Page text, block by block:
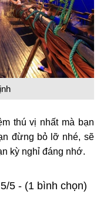
thú vị nhất mà bạn
đừng bỏ lỡ nhé, sẽ
kỳ nghỉ đáng nhớ.
5/5 - (1 bình chọn)